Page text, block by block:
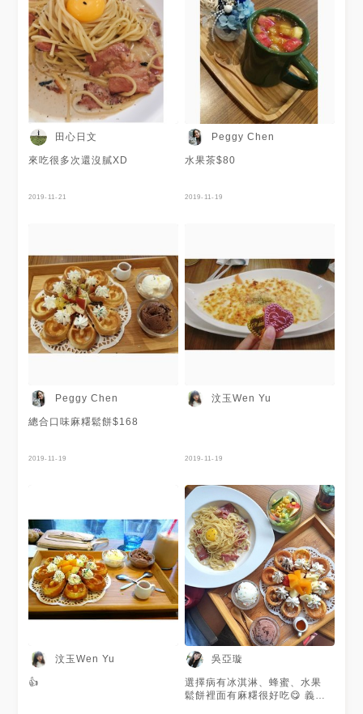
田心日文
來吃很多次還沒膩XD
2019-11-21
Peggy Chen
水果茶$80
2019-11-19
Peggy Chen
總合口味麻糬鬆餅$168
2019-11-19
汶玉Wen Yu
2019-11-19
汶玉Wen Yu
👍
吳亞璇
選擇病有冰淇淋、蜂蜜、水果
鬆餅裡面有麻糬很好吃😋 義大